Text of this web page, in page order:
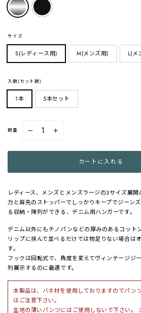
サイズ
S(レディース用) M(メンズ用) L(メ
入数(セット数)
1本 5本セット
数量
+
カートに入れる
レディース、メンズとメンズラージの3サイズ展
力と肩先のストッパーでしっかりキープでジーン
る収納・陳列ができる、デニム用ハンガーです。
デニム以外にもチノパンなどの厚みのあるコット
リップに挟んで並べるだけでは物足りない場合は
す。
フックは回転式で、角度を変えてヴィンテージジ
列展示するのに最適です。
本製品は、バネ材を使用しておりますのでパン
はご注意下さい。
生地の薄いパンツにはご使用しないで下さい。